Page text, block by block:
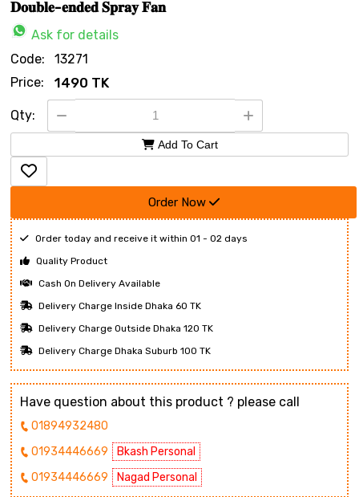
𝐃𝐨𝐮𝐛𝐥𝐞-𝐞𝐧𝐝𝐞𝐝 𝐒𝐩𝐫𝐚𝐲 𝐅𝐚𝐧
Ask for details
Code:
13271
Price:
1490 TK
Qty:
Add To Cart
Order Now
Order today and receive it within 01 - 02 days
Quality Product
Cash On Delivery Available
Delivery Charge Inside Dhaka 60 TK
Delivery Charge Outside Dhaka 120 TK
Delivery Charge Dhaka Suburb 100 TK
Have question about this product ? please call
01894932480
01934446669
Bkash Personal
01934446669
Nagad Personal